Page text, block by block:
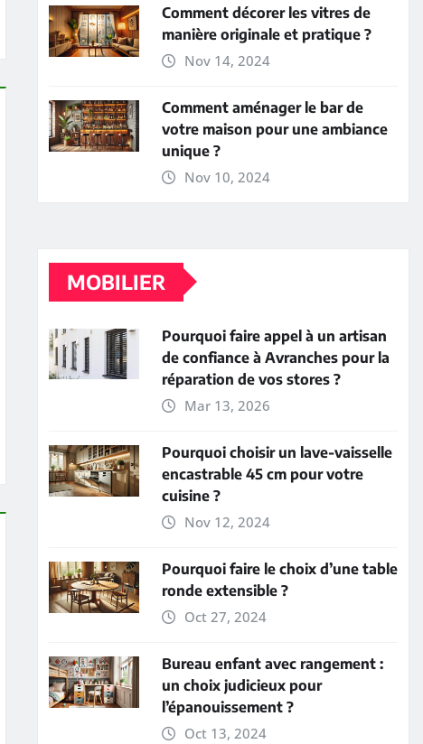
Comment décorer les vitres de
manière originale et pratique ?
Nov 14, 2024
Comment aménager le bar de
votre maison pour une ambiance
unique ?
Nov 10, 2024
MOBILIER
Pourquoi faire appel à un artisan
de confiance à Avranches pour la
réparation de vos stores ?
Mar 13, 2026
Pourquoi choisir un lave-vaisselle
encastrable 45 cm pour votre
cuisine ?
Nov 12, 2024
Pourquoi faire le choix d’une table
ronde extensible ?
Oct 27, 2024
Bureau enfant avec rangement :
un choix judicieux pour
l’épanouissement ?
Oct 13, 2024